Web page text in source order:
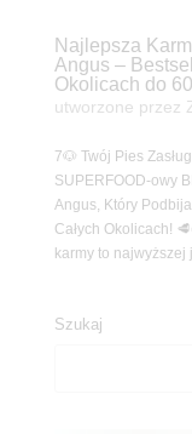
Najlepsza
Angus –
Okolicach do
utworzone przez
7🐶 Twój Pies
SUPERFOOD-owy
Angus, Który
Całych Okolicach!
karmy to najwyższej
Szukaj